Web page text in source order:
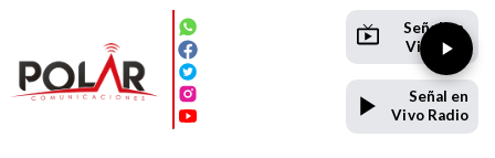
Señal en
Vivo TV
Señal en
Vivo Radio